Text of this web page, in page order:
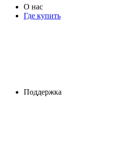
О нас
Где купить
Поддержка